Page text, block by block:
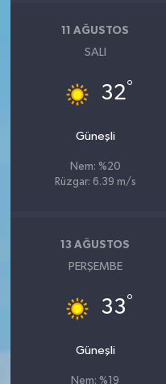
11 AĞUSTOS
SALI
32°
Güneşli
Nem: %20
Rüzgar: 6.39 m/s
13 AĞUSTOS
PERŞEMBE
33°
Güneşli
Nem: %19